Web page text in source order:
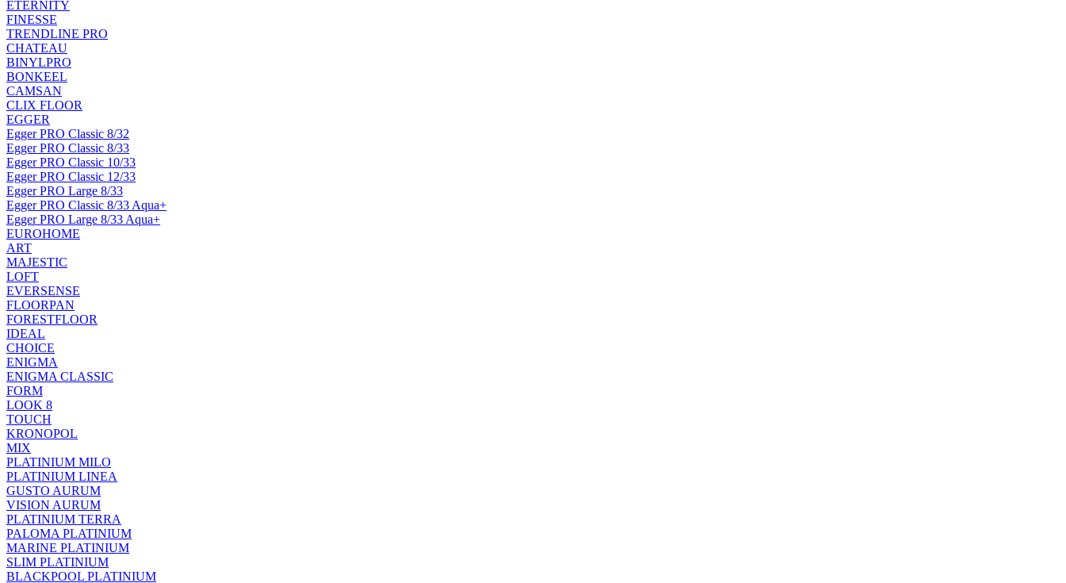
ETERNITY
FINESSE
TRENDLINE PRO
CHATEAU
BINYLPRO
BONKEEL
CAMSAN
CLIX FLOOR
EGGER
Egger PRO Classic 8/32
Egger PRO Classic 8/33
Egger PRO Classic 10/33
Egger PRO Classic 12/33
Egger PRO Large 8/33
Egger PRO Classic 8/33 Aqua+
Egger PRO Large 8/33 Aqua+
EUROHOME
ART
MAJESTIC
LOFT
EVERSENSE
FLOORPAN
FORESTFLOOR
IDEAL
CHOICE
ENIGMA
ENIGMA CLASSIC
FORM
LOOK 8
TOUCH
KRONOPOL
MIX
PLATINIUM MILO
PLATINIUM LINEA
GUSTO AURUM
VISION AURUM
PLATINIUM TERRA
PALOMA PLATINIUM
MARINE PLATINIUM
SLIM PLATINIUM
BLACKPOOL PLATINIUM